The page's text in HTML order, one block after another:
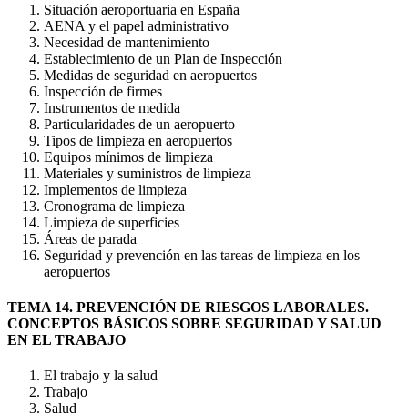
Situación aeroportuaria en España
AENA y el papel administrativo
Necesidad de mantenimiento
Establecimiento de un Plan de Inspección
Medidas de seguridad en aeropuertos
Inspección de firmes
Instrumentos de medida
Particularidades de un aeropuerto
Tipos de limpieza en aeropuertos
Equipos mínimos de limpieza
Materiales y suministros de limpieza
Implementos de limpieza
Cronograma de limpieza
Limpieza de superficies
Áreas de parada
Seguridad y prevención en las tareas de limpieza en los
aeropuertos
TEMA 14. PREVENCIÓN DE RIESGOS LABORALES.
CONCEPTOS BÁSICOS SOBRE SEGURIDAD Y SALUD
EN EL TRABAJO
El trabajo y la salud
Trabajo
Salud